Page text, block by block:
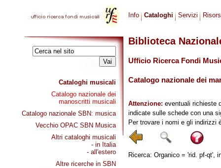
Cataloghi musicali
Catalogo nazionale dei
manoscritti musicali
Catalogo nazionale SBN: musica
Vecchio OPAC SBN Musica
Altri cataloghi musicali
- in Italia
- all'estero
Altre ricerche in SBN
Info Cataloghi Servizi
Biblioteca
Ufficio Ricerca Fondi
Catalogo nazionale dei
Attenzione: eventuali richieste
indicate sulle schede con una
Per trovare i nomi e gli indirizzi
Ricerca: Organico = 'rid. pf-qt',